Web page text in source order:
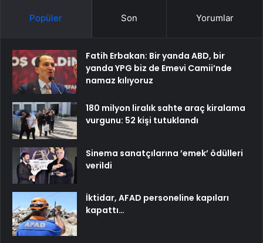
Popüler Son Yorumlar
Fatih Erbakan: Bir yanda ABD, bir
yanda YPG biz de Emevi Camii’nde
namaz kılıyoruz
180 milyon liralık sahte araç kiralama
vurgunu: 52 kişi tutuklandı
Sinema sanatçılarına ’emek’ ödülleri
verildi
İktidar, AFAD personeline kapıları
kapattı…